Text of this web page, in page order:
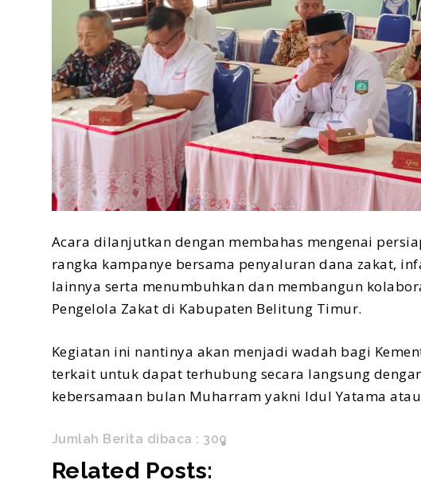
Acara dilanjutkan dengan membahas mengenai
rangka kampanye bersama penyaluran dana zakat,
lainnya serta menumbuhkan dan membangun
Pengelola Zakat di Kabupaten Belitung Timur.
Kegiatan ini nantinya akan menjadi wadah bagi
terkait untuk dapat terhubung secara langsung
kebersamaan bulan Muharram yakni Idul Yatama
Jumlah Berita dibaca : 300
Related Posts: